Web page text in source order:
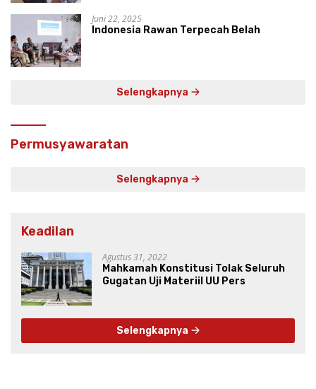
Juni 22, 2025
Indonesia Rawan Terpecah Belah
Selengkapnya
Permusyawaratan
Selengkapnya
Keadilan
Agustus 31, 2022
Mahkamah Konstitusi Tolak Seluruh
Gugatan Uji Materiil UU Pers
Selengkapnya